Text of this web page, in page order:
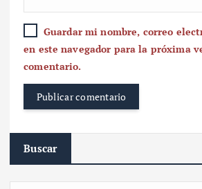
Guardar mi nombre, correo
en este navegador para la próxima
comentario.
Buscar